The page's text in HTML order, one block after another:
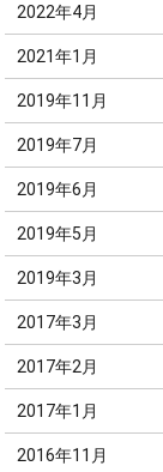
2022年4月
2021年1月
2019年11月
2019年7月
2019年6月
2019年5月
2019年3月
2017年3月
2017年2月
2017年1月
2016年11月